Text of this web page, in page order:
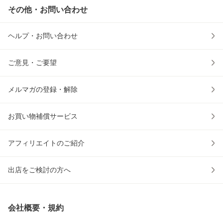
その他・お問い合わせ
ヘルプ・お問い合わせ
ご意見・ご要望
メルマガの登録・解除
お買い物補償サービス
アフィリエイトのご紹介
出店をご検討の方へ
会社概要・規約